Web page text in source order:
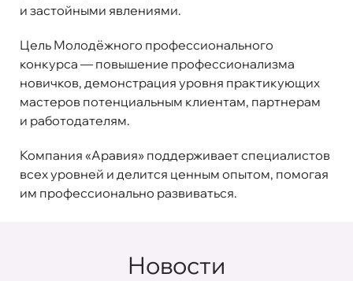
и застойными явлениями.
Цель Молодёжного профессионального
конкурса — повышение профессионализма
новичков, демонстрация уровня практикующих
мастеров потенциальным клиентам, партнерам
и работодателям.
Компания «Аравия» поддерживает специалистов
всех уровней и делится ценным опытом, помогая
им профессионально развиваться.
Новости